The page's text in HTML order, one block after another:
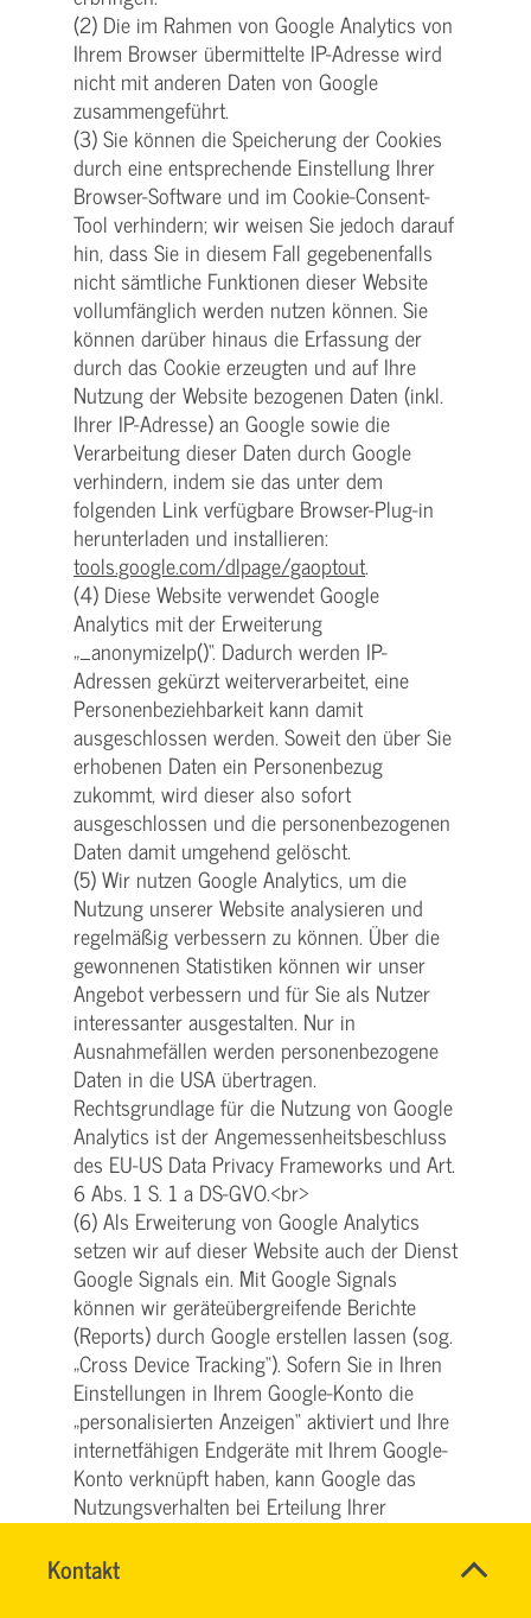
Kontakt
SVG
Name*
(2) Die im Rahmen von Google Analytics von
Ihrem Browser übermittelte IP-Adresse wird
nicht mit anderen Daten von Google
zusammengeführt.
(3) Sie können die Speicherung der Cookies
durch eine entsprechende Einstellung Ihrer
Browser-Software und im Cookie-Consent-
Tool verhindern; wir weisen Sie jedoch darauf
hin, dass Sie in diesem Fall gegebenenfalls
nicht sämtliche Funktionen dieser Website
vollumfänglich werden nutzen können. Sie
können darüber hinaus die Erfassung der
durch das Cookie erzeugten und auf Ihre
Nutzung der Website bezogenen Daten (inkl.
Ihrer IP-Adresse) an Google sowie die
Verarbeitung dieser Daten durch Google
verhindern, indem sie das unter dem
folgenden Link verfügbare Browser-Plug-in
herunterladen und installieren:
tools.google.com/dlpage/gaoptout.
(4) Diese Website verwendet Google
Analytics mit der Erweiterung
„_anonymizeIp()“. Dadurch werden IP-
Adressen gekürzt weiterverarbeitet, eine
Personenbeziehbarkeit kann damit
ausgeschlossen werden. Soweit den über Sie
erhobenen Daten ein Personenbezug
zukommt, wird dieser also sofort
ausgeschlossen und die personenbezogenen
Daten damit umgehend gelöscht.
(5) Wir nutzen Google Analytics, um die
Nutzung unserer Website analysieren und
regelmäßig verbessern zu können. Über die
gewonnenen Statistiken können wir unser
Angebot verbessern und für Sie als Nutzer
interessanter ausgestalten. Nur in
Ausnahmefällen werden personenbezogene
Daten in die USA übertragen.
Rechtsgrundlage für die Nutzung von Google
Analytics ist der Angemessenheitsbeschluss
des EU-US Data Privacy Frameworks und Art.
6 Abs. 1 S. 1 a DS-GVO.<br>
(6) Als Erweiterung von Google Analytics
setzen wir auf dieser Website auch der Dienst
Google Signals ein. Mit Google Signals
können wir geräteübergreifende Berichte
(Reports) durch Google erstellen lassen (sog.
„Cross Device Tracking“). Sofern Sie in Ihren
Einstellungen in Ihrem Google-Konto die
„personalisierten Anzeigen“ aktiviert und Ihre
internetfähigen Endgeräte mit Ihrem Google-
Konto verknüpft haben, kann Google das
Nutzungsverhalten bei Erteilung Ihrer
Einwilligung in den Einsatz von Google
Analytics 4 gemäß Art. 6 Abs. 1 lit. a DSGVO
geräteübergreifend analysieren und hierauf